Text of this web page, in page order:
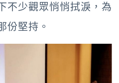
不少觀眾悄悄拭淚，為
份堅持。